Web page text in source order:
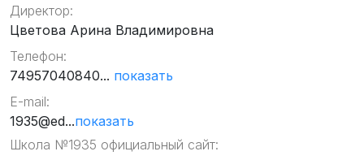
Директор:
Цветова Арина Владимировна
Телефон:
74957040840... показать
E-mail:
1935@ed...показать
Школа №1935 официальный сайт: